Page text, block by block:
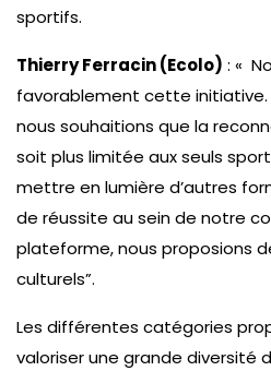
sportifs.
Thierry Ferracin (Ecolo) : «
favorablement cette
nous souhaitions que la
soit plus limitée aux seuls
mettre en lumière d’autres
de réussite au sein de notre
plateforme, nous proposions
culturels”.
Les différentes catégories
valoriser une grande diversité